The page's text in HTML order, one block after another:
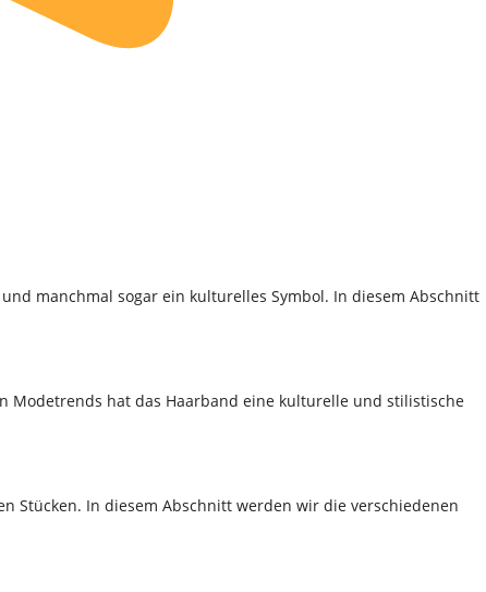
manchmal sogar ein kulturelles Symbol. In diesem Abschnitt
Modetrends hat das Haarband eine kulturelle und stilistische
Stücken. In diesem Abschnitt werden wir die verschiedenen